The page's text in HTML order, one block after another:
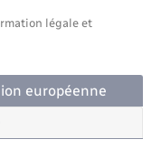
légale et
européenne